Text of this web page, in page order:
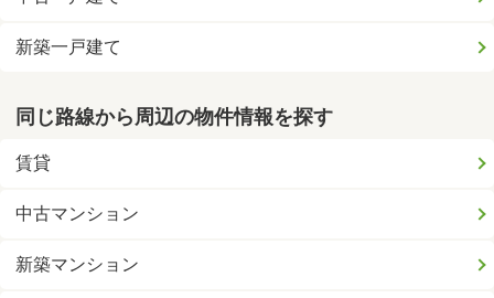
新築一戸建て
同じ路線から周辺の物件情報を探す
賃貸
中古マンション
新築マンション